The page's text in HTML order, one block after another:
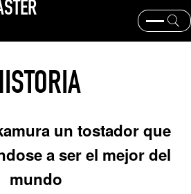
Los granos de café y sus orígenes
Los granos de café y sus orígenes
un tostador que
a ser el mejor del
mundo